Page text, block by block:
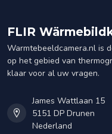
FLIR
Warmtebeeldcamera.nl is
op het gebied van
klaar voor al uw vragen.
James Wattlaan 15
5151 DP Drunen
Nederland